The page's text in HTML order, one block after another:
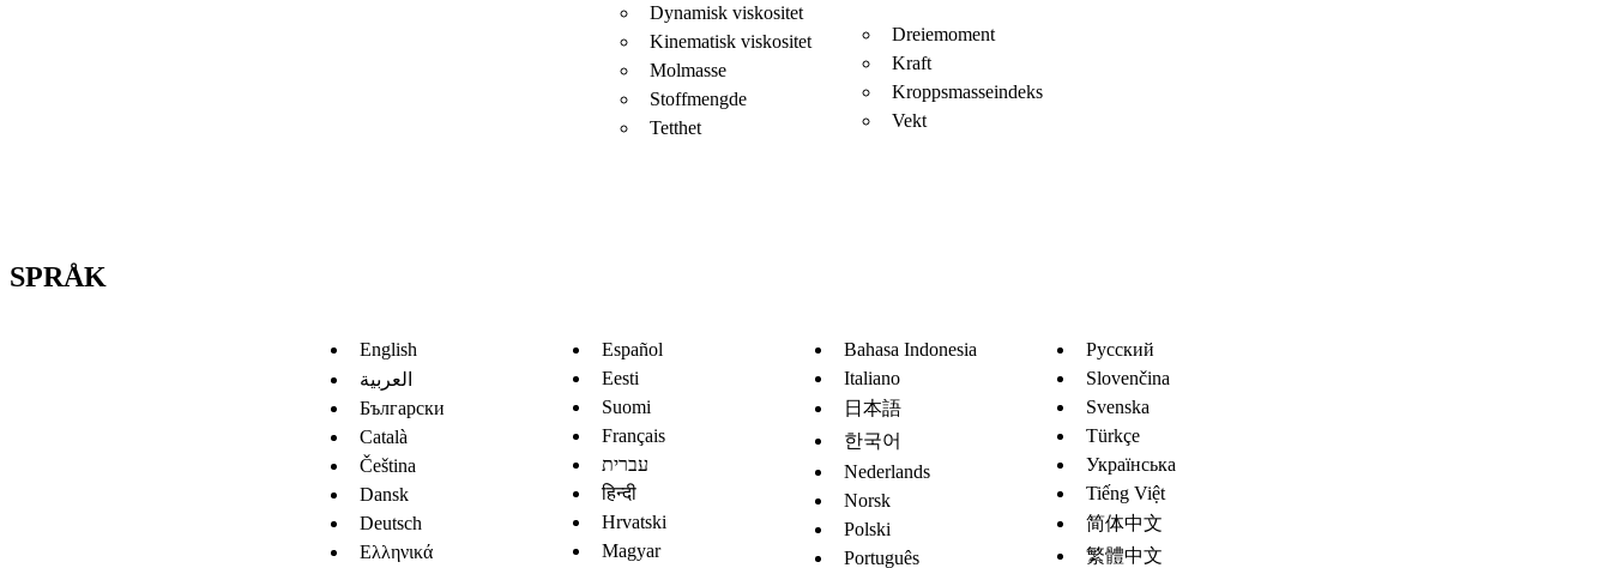
Dynamisk viskositet
Kinematisk viskositet
Molmasse
Stoffmengde
Tetthet
Dreiemoment
Kraft
Kroppsmasseindeks
Vekt
SPRÅK
English
العربية
Български
Català
Čeština
Dansk
Deutsch
Ελληνικά
Español
Eesti
Suomi
Français
עברית
हिन्दी
Hrvatski
Magyar
Bahasa Indonesia
Italiano
日本語
한국어
Nederlands
Norsk
Polski
Português
Русский
Slovenčina
Svenska
Türkçe
Украïнська
Tiếng Việt
简体中文
繁體中文